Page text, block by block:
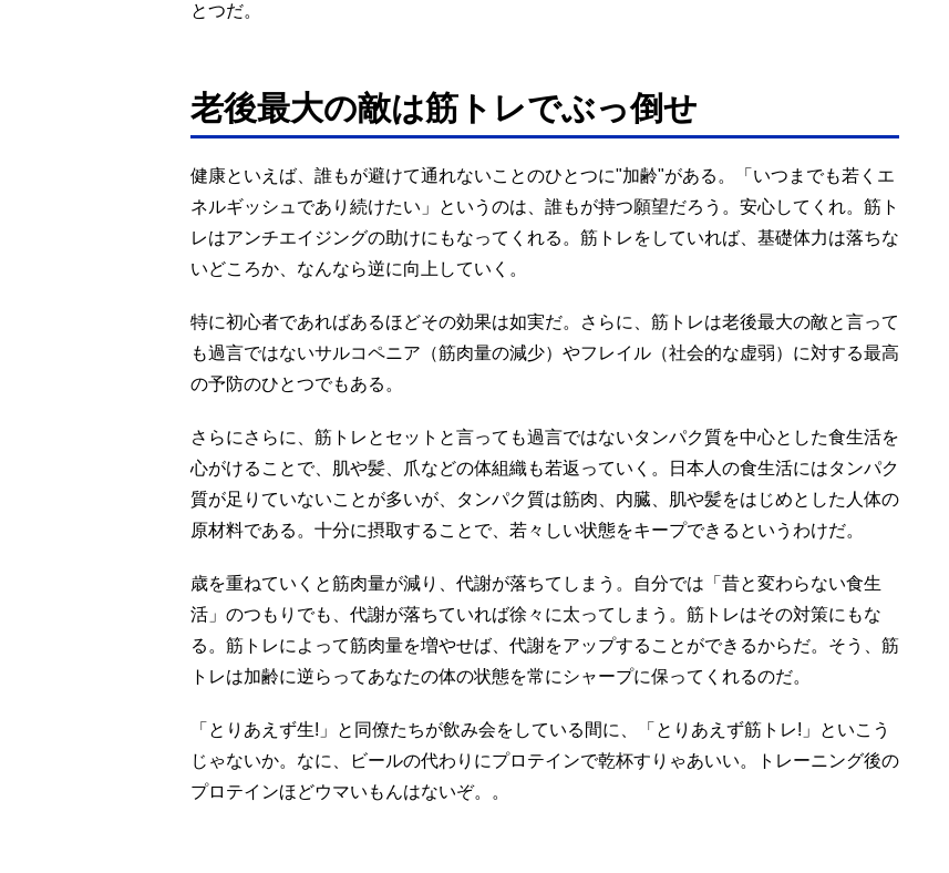
とつだ。
老後最大の敵は筋トレでぶっ倒せ
健康といえば、誰もが避けて通れないことのひとつに"加齢"がある。「いつまでも若くエ
ネルギッシュであり続けたい」というのは、誰もが持つ願望だろう。安心してくれ。筋ト
レはアンチエイジングの助けにもなってくれる。筋トレをしていれば、基礎体力は落ちな
いどころか、なんなら逆に向上していく。
特に初心者であればあるほどその効果は如実だ。さらに、筋トレは老後最大の敵と言って
も過言ではないサルコペニア（筋肉量の減少）やフレイル（社会的な虚弱）に対する最高
の予防のひとつでもある。
さらにさらに、筋トレとセットと言っても過言ではないタンパク質を中心とした食生活を
心がけることで、肌や髪、爪などの体組織も若返っていく。日本人の食生活にはタンパク
質が足りていないことが多いが、タンパク質は筋肉、内臓、肌や髪をはじめとした人体の
原材料である。十分に摂取することで、若々しい状態をキープできるというわけだ。
歳を重ねていくと筋肉量が減り、代謝が落ちてしまう。自分では「昔と変わらない食生
活」のつもりでも、代謝が落ちていれば徐々に太ってしまう。筋トレはその対策にもな
る。筋トレによって筋肉量を増やせば、代謝をアップすることができるからだ。そう、筋
トレは加齢に逆らってあなたの体の状態を常にシャープに保ってくれるのだ。
「とりあえず生!」と同僚たちが飲み会をしている間に、「とりあえず筋トレ!」といこう
じゃないか。なに、ビールの代わりにプロテインで乾杯すりゃあいい。トレーニング後の
プロテインほどウマいもんはないぞ。。